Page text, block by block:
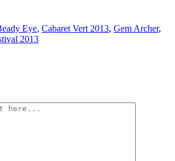
Eye, Cabaret Vert 2013, Gem Archer,
2013